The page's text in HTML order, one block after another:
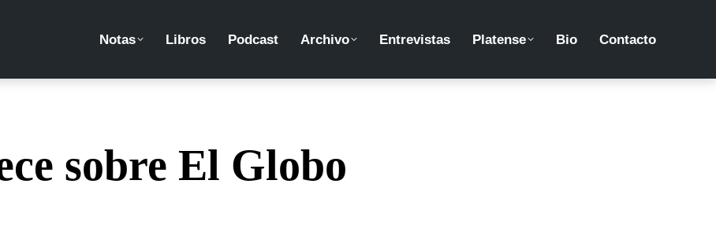
Notas Libros Podcast Archivo Entrevistas Platense Bio Contacto
sobre El Globo